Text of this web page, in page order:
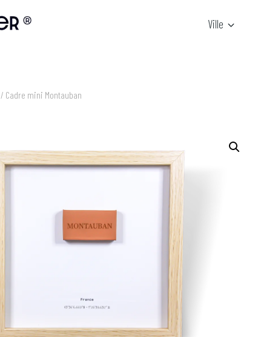
Ville
/ Cadre mini Montauban